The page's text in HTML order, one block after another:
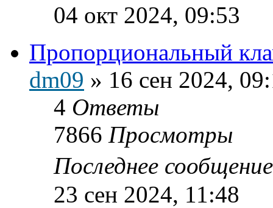
04 окт 2024, 09:53
Пропорциональный
dm09 » 16 сен 2024,
4 Ответы
7866 Просмотры
Последнее
23 сен 2024, 11:48